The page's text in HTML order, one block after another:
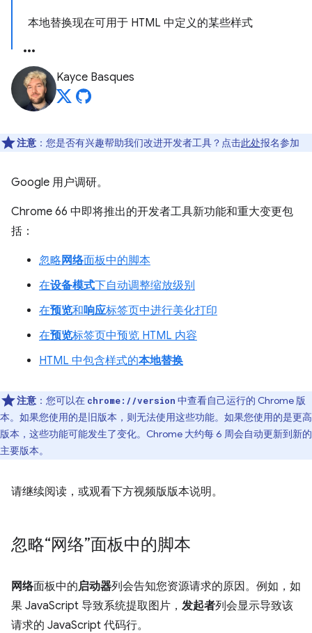
本地替换现在可用于 HTML 中定义的某些样式
Kayce Basques
注意 ：您是否有兴趣帮助我们改进开发者工具？点击此处报名参加
Google 用户调研。
Chrome 66 中即将推出的开发者工具新功能和重大变更包
括：
忽略 网络面板中的脚本
在设备模式下自动调整缩放级别
在预览和响应标签页中进行美化打印
在预览标签页中预览 HTML 内容
HTML 中包含样式的本地替换
注意 ：您可以在 chrome://version 中查看自己运行的 Chrome 版
本。如果您使用的是旧版本，则无法使用这些功能。如果您使用的是更高
版本，这些功能可能发生了变化。Chrome 大约每 6 周会自动更新到新的
主要版本。
请继续阅读，或观看下方视频版版本说明。
忽略“网络”面板中的脚本
网络面板中的启动器列会告知您资源请求的原因。例如，如
果 JavaScript 导致系统提取图片， 发起者列会显示导致该
请求的 JavaScript 代码行。